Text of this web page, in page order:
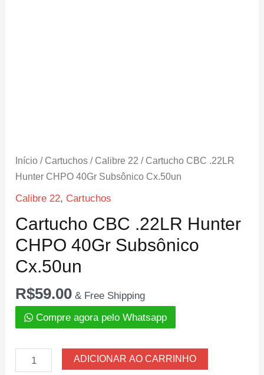
Início / Cartuchos / Calibre 22 / Cartucho CBC .22LR
Hunter CHPO 40Gr Subsônico Cx.50un
Calibre 22, Cartuchos
Cartucho CBC .22LR Hunter
CHPO 40Gr Subsônico
Cx.50un
R$59.00 & Free Shipping
Compre agora pelo Whatsapp
Cartucho
CBC
ADICIONAR AO CARRINHO